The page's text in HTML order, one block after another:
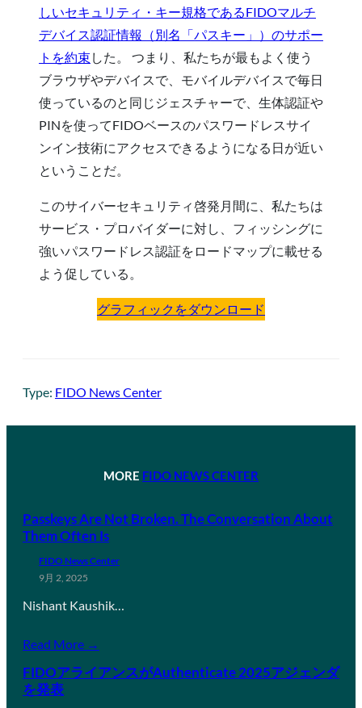
しいセキュリティ・キー規格であるFIDOマルチ
デバイス認証情報（別名「パスキー」）のサポー
トを約束 した。 つまり、私たちが最もよく使う
ブラウザやデバイスで、モバイルデバイスで毎日
使っているのと同じジェスチャーで、生体認証や
PINを使ってFIDOベースのパスワードレスサイ
ンイン技術にアクセスできるようになる日が近い
ということだ。
このサイバーセキュリティ啓発月間に、私たちは
サービス・プロバイダーに対し、フィッシングに
強いパスワードレス認証をロードマップに載せる
よう促している。
グラフィックをダウンロード
Type: FIDO News Center
MORE FIDO NEWS CENTER
Passkeys Are Not Broken. The Conversation About
Them Often Is
FIDO News Center
9月 2, 2025
Nishant Kaushik…
Read More →
FIDOアライアンスがAuthenticate 2025アジェンダ
を発表